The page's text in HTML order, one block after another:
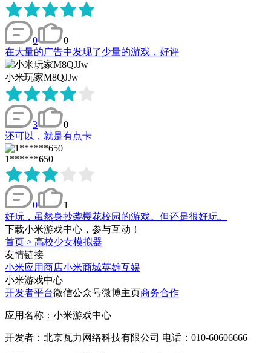
0
0
在大量的广告中发现了少量的游戏，好评
小米玩家M8QJJw
3
0
还可以，就是有点卡
1******650
0
1
好玩，虽然身抄袭樱花校园的游戏。但还是很好玩。
下载小米游戏中心，参与互动！
首页 > 高校少女模拟器
友情链接
小米应用商店小米商城英雄互娱
小米游戏中心
开发者平台微信公众号微博主页商务合作
应用名称：小米游戏中心
开发者：北京瓦力网络科技有限公司 电话：010-60606666